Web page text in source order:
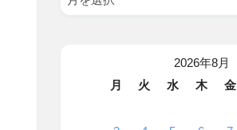
2026年8月
月
火 水 木 金